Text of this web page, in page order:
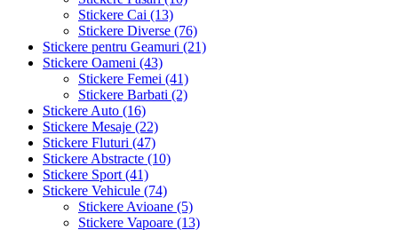
Stickere Cai (13)
Stickere Diverse (76)
Stickere pentru Geamuri (21)
Stickere Oameni (43)
Stickere Femei (41)
Stickere Barbati (2)
Stickere Auto (16)
Stickere Mesaje (22)
Stickere Fluturi (47)
Stickere Abstracte (10)
Stickere Sport (41)
Stickere Vehicule (74)
Stickere Avioane (5)
Stickere Vapoare (13)